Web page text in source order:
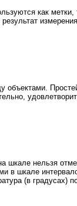
как
объектами.
нельзя
в шкале
(в